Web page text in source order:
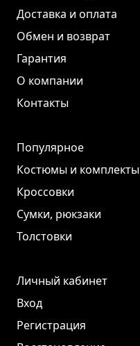
Доставка и оплата
Обмен и возврат
Гарантия
О компании
Контакты
Популярное
Костюмы и комплекты
Кроссовки
Сумки, рюкзаки
Толстовки
Личный кабинет
Вход
Регистрация